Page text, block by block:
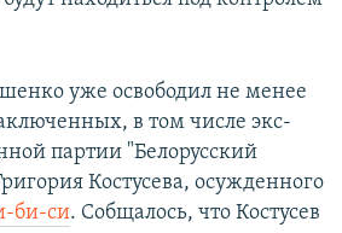
уже освободил не менее
в том числе экс-
партии "Белорусский
Костусева, осужденного
би-си. Собщалось, что Костусев